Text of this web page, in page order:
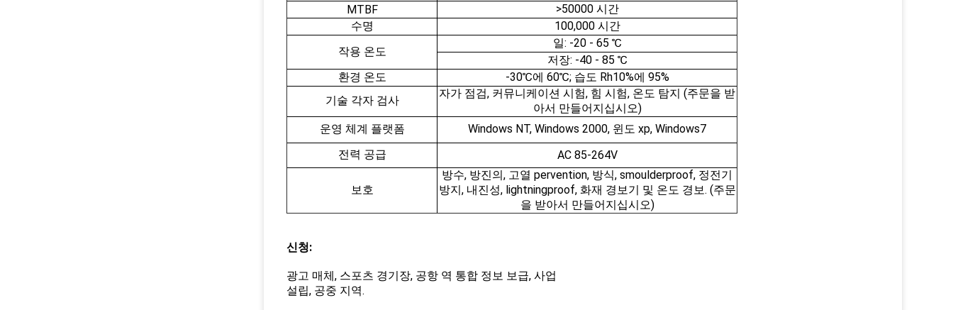
MTBF
>50000 시간
수명
100,000 시간
작용 온도
일: -20 - 65 ℃
저장: -40 - 85 ℃
환경 온도
-30℃에 60℃; 습도 Rh10%에 95%
기술 각자 검사
자가 점검, 커뮤니케이션 시험, 힘 시험, 온도 탐지 (주문을 받
아서 만들어지십시오)
운영 체계 플랫폼
Windows NT, Windows 2000, 윈도 xp, Windows7
전력 공급
AC 85-264V
보호
방수, 방진의, 고열 pervention, 방식, smoulderproof, 정전기
방지, 내진성, lightningproof, 화재 경보기 및 온도 경보. (주문
을 받아서 만들어지십시오)
신청:
광고 매체, 스포츠 경기장, 공항 역 통합 정보 보급, 사업
설립, 공중 지역.